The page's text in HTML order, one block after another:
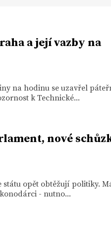
a její vazby na
na hodinu se uzavřel
k Technické...
nové
opět obtěžují politiky.
- nutno...